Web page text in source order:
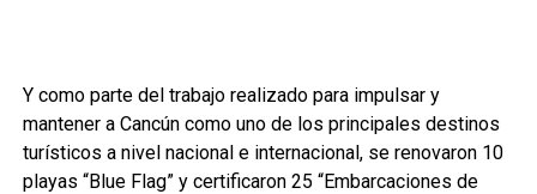
Y como parte del trabajo realizado para impulsar y
mantener a Cancún como uno de los principales destinos
turísticos a nivel nacional e internacional, se renovaron 10
playas “Blue Flag” y certificaron 25 “Embarcaciones de